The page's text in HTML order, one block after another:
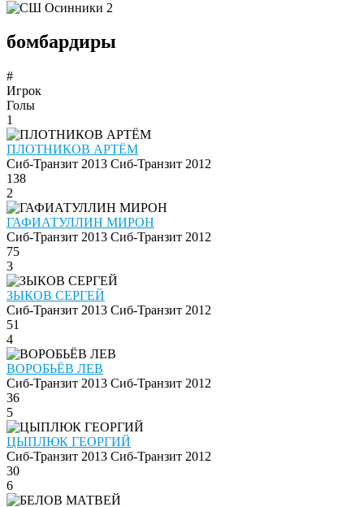
бомбардиры
#
Игрок
Голы
1
ПЛОТНИКОВ АРТЁМ
Сиб-Транзит 2013 Сиб-Транзит 2012
138
2
ГАФИАТУЛЛИН МИРОН
Сиб-Транзит 2013 Сиб-Транзит 2012
75
3
ЗЫКОВ СЕРГЕЙ
Сиб-Транзит 2013 Сиб-Транзит 2012
51
4
ВОРОБЬЁВ ЛЕВ
Сиб-Транзит 2013 Сиб-Транзит 2012
36
5
ЦЫПЛЮК ГЕОРГИЙ
Сиб-Транзит 2013 Сиб-Транзит 2012
30
6